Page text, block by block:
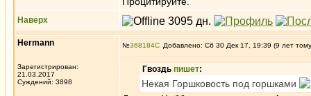
Наверх
Hermann
Зарегистрирован:
21.03.2017
Суждений: 3898
№368184 Добавлено: Сб 30 Дек 17, 19:39 (9 лет
Гвоздь пишет:
Некая Горшковость под горшками